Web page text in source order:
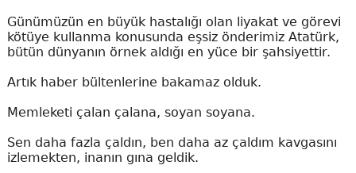
Günümüzün en büyük hastalığı olan liyakat ve görevi
kötüye kullanma konusunda eşsiz önderimiz Atatürk,
bütün dünyanın örnek aldığı en yüce bir şahsiyettir.
Artık haber bültenlerine bakamaz olduk.
Memleketi çalan çalana, soyan soyana.
Sen daha fazla çaldın, ben daha az çaldım kavgasını
izlemekten, inanın gına geldik.